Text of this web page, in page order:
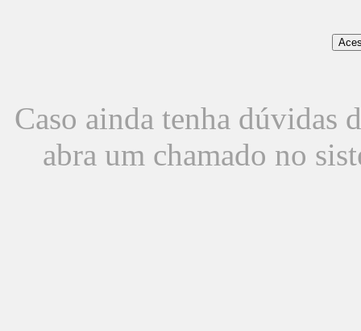
Caso ainda tenha dúvidas
abra um chamado no